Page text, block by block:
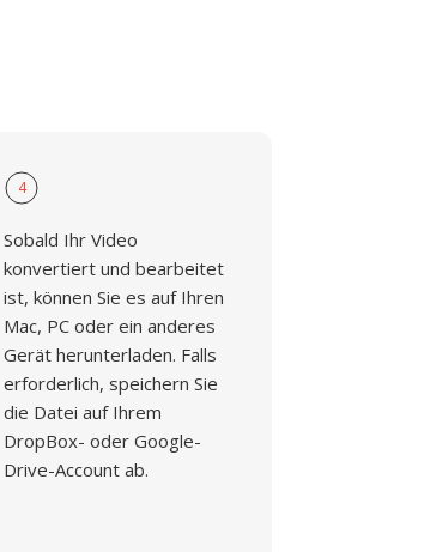
4
Sobald Ihr Video
konvertiert und bearbeitet
ist, können Sie es auf Ihren
Mac, PC oder ein anderes
Gerät herunterladen. Falls
erforderlich, speichern Sie
die Datei auf Ihrem
DropBox- oder Google-
Drive-Account ab.